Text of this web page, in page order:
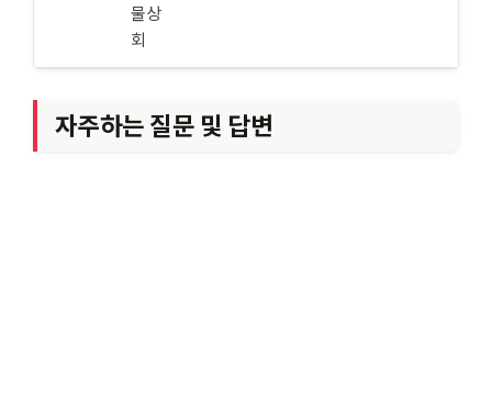
물상
회
자주하는 질문 및 답변